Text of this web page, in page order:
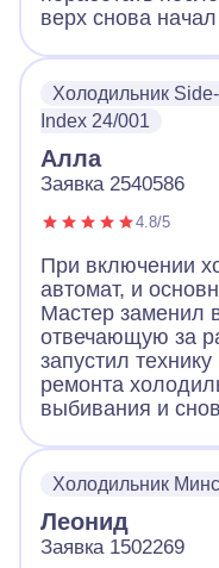
верх снова
Холодильник
Index 24/001
Алла
Заявка 2540586
4.8/5
При включении
автомат, и
Мастер заменил
отвечающую за
запустил
ремонта
выбивания и
Холодильник
Леонид
Заявка 1502269